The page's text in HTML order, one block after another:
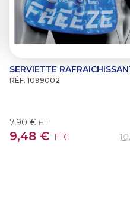
SERVIETTE
RÉF. 1099002
7,90 € HT
9,48 € TTC